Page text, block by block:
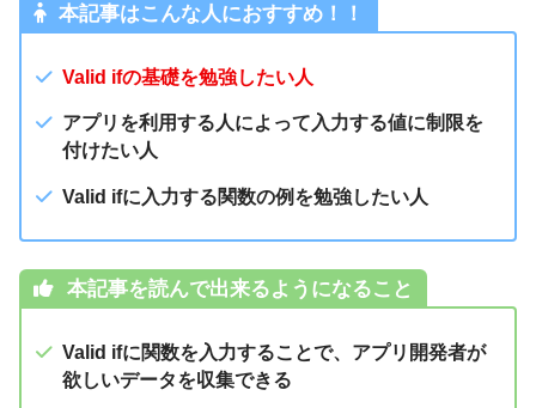
本記事はこんな人におすすめ！！
Valid ifの基礎を勉強したい人
アプリを利用する人によって入力する値に制限を
付けたい人
Valid ifに入力する関数の例を勉強したい人
本記事を読んで出来るようになること
Valid ifに関数を入力することで、アプリ開発者が
欲しいデータを収集できる